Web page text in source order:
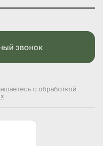
звонок
с обработкой